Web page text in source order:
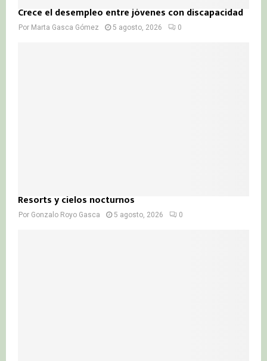
Crece el desempleo entre jóvenes con discapacidad
Por Marta Gasca Gómez 5 agosto, 2026 0
Resorts y cielos nocturnos
Por Gonzalo Royo Gasca 5 agosto, 2026 0